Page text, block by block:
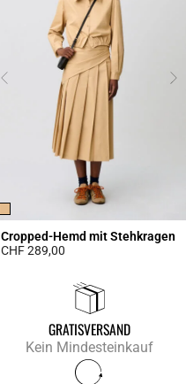
Cropped-Hemd mit Stehkragen
CHF 289,00
GRATISVERSAND
Kein Mindesteinkauf